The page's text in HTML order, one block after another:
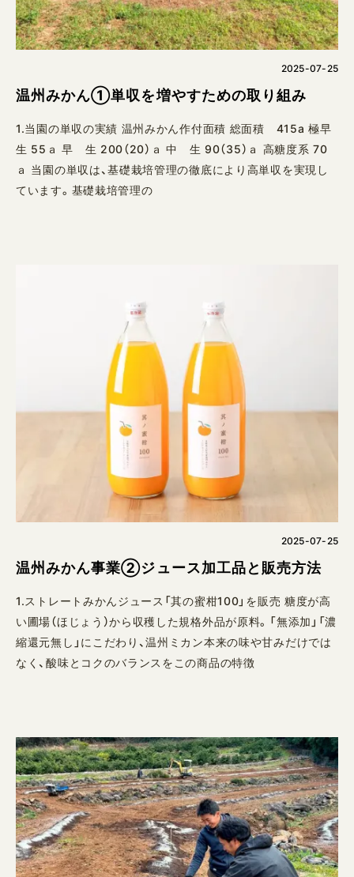
2025-07-25
温州みかん①単収を増やすための取り組み
1.当園の単収の実績 温州みかん作付面積 総面積 415a 極早
生 55ａ 早 生 200（20）ａ 中 生 90（35）ａ 高糖度系 70
ａ 当園の単収は、基礎栽培管理の徹底により高単収を実現し
ています。基礎栽培管理の
2025-07-25
温州みかん事業②ジュース加工品と販売方法
1.ストレートみかんジュース「其の蜜柑100」を販売 糖度が高
い圃場（ほじょう）から収穫した規格外品が原料。「無添加」「濃
縮還元無し」にこだわり、温州ミカン本来の味や甘みだけでは
なく、酸味とコクのバランスをこの商品の特徴